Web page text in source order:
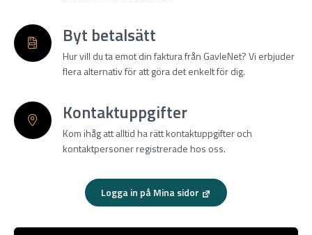
Byt betalsätt
Hur vill du ta emot din faktura från GavleNet? Vi erbjuder
flera alternativ för att göra det enkelt för dig.
Kontaktuppgifter
Kom ihåg att alltid ha rätt kontaktuppgifter och
kontaktpersoner registrerade hos oss.
Logga in på Mina sidor